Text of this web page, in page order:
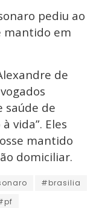
pediu ao
mantido em
de
saúde de
vida”. Eles
mantido
domiciliar.
#brasilia